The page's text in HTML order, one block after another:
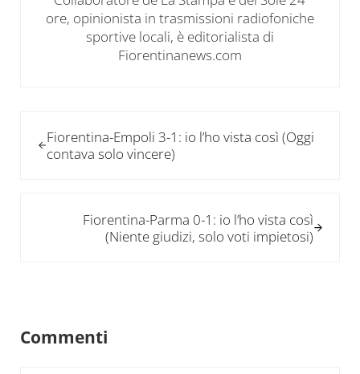
ore, opinionista in trasmissioni radiofoniche
sportive locali, è editorialista di
Fiorentinanews.com
Fiorentina-Empoli 3-1: io l’ho vista così (Oggi
contava solo vincere)
Fiorentina-Parma 0-1: io l’ho vista così
(Niente giudizi, solo voti impietosi)
Commenti